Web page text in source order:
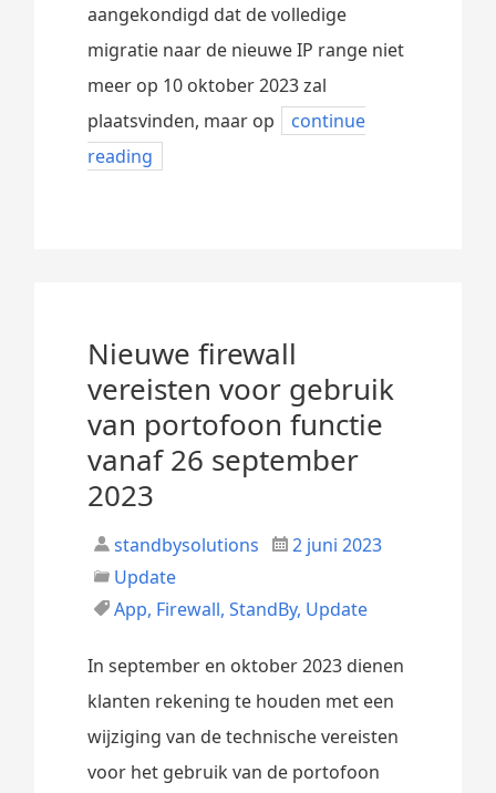
aangekondigd dat de volledige
migratie naar de nieuwe IP range niet
meer op 10 oktober 2023 zal
plaatsvinden, maar op
continue
reading
Nieuwe firewall
vereisten voor gebruik
van portofoon functie
vanaf 26 september
2023
standbysolutions
2 juni 2023
Update
App, Firewall,StandBy, Update
In september en oktober 2023 dienen
klanten rekening te houden met een
wijziging van de technische vereisten
voor het gebruik van de portofoon